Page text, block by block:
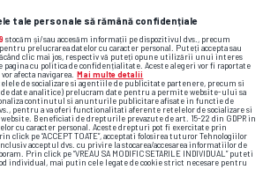
tale personale să rămână confidențiale
stocăm și/sau accesăm informații pe dispozitivul dvs., precum
prelucrarea datelor cu caracter personal. Puteți accepta sau
clic mai jos, respectiv vă puteți opune utilizării unui interes
cu politica de confidențialitate. Aceste alegeri vor fi raportate
afecta navigarea. Mai multe detalii
de socializare si agentiile de publicitate partenere, precum si
date analitice) prelucram date pentru a permite website-ului sa
continutul si anunturile publicitare afisate in functie de
pentru a va oferi functionalitati aferente retelelor de socializare si
Beneficiati de drepturile prevazute de art. 15-22 din GDPR in
cu caracter personal. Aceste drepturi pot fi exercitate prin
click pe “ACCEPT TOATE”, acceptati folosirea tuturor Tehnologiilor
acceptul dvs. cu privire la stocarea/accesarea informatiilor de
Prin click pe “VREAU SA MODIFIC SETARILE INDIVIDUAL” puteti
individual, mai putin cele legate de cookie strict necesare pentru